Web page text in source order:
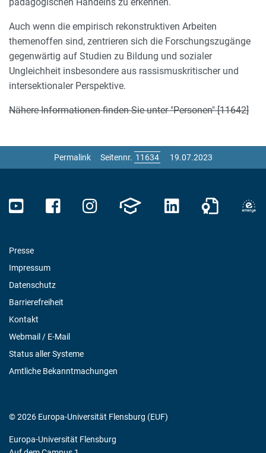
Auch wenn die empirisch rekonstruktiven Arbeiten
themenoffen sind, zentrieren sich die Forschungszugänge
gegenwärtig auf Studien zu Bildung und sozialer
Ungleichheit insbesondere aus rassismuskritischer und
intersektionaler Perspektive.
Nähere Informationen finden Sie unter "Personen" [11642]
Permalink Seitennr. 19.07.2023
Presse
Impressum
Datenschutz
Barrierefreiheit
Kontakt
Webmail / E-Mail
Status aller Systeme
Amtliche Bekanntmachungen
© 2026 Europa-Universität Flensburg (EUF)
Europa-Universität Flensburg